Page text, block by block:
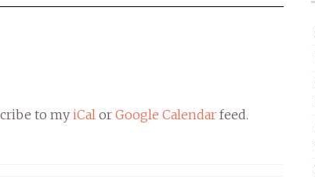
to my iCal or Google Calendar feed.